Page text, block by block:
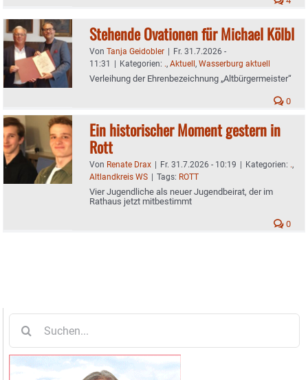
Stehende Ovationen für Michael Kölbl
Von Tanja Geidobler | Fr. 31.7.2026 -
11:31 | Kategorien: ., Aktuell, Wasserburg aktuell
Verleihung der Ehrenbezeichnung „Altbürgermeister“
0
Ein historischer Moment gestern in
Rott
Von Renate Drax | Fr. 31.7.2026 - 10:19 | Kategorien: .,
Altlandkreis WS | Tags: ROTT
Vier Jugendliche als neuer Jugendbeirat, der im
Rathaus jetzt mitbestimmt
0
nach: